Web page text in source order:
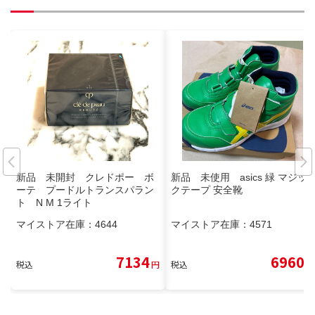
新品 未開封 クレドポー ボ
ーテ プードルトランスパラン
ト N M 1ライト
マイストア在庫： 4644
税込 7134円
新品 未使用 asics 緑 マジッ
クテープ 安全靴
マイストア在庫： 4571
税込 6960